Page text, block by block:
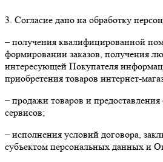
3. Согласие дано на обработку
– получения квалифицированной
формировании заказов, получения
интересующей Покупателя
приобретения товаров интернет-
– продажи товаров и
сервисов;
– исполнения условий договора,
субъектом персональных данных и